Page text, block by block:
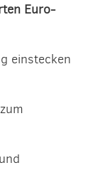
Euro-
einstecken